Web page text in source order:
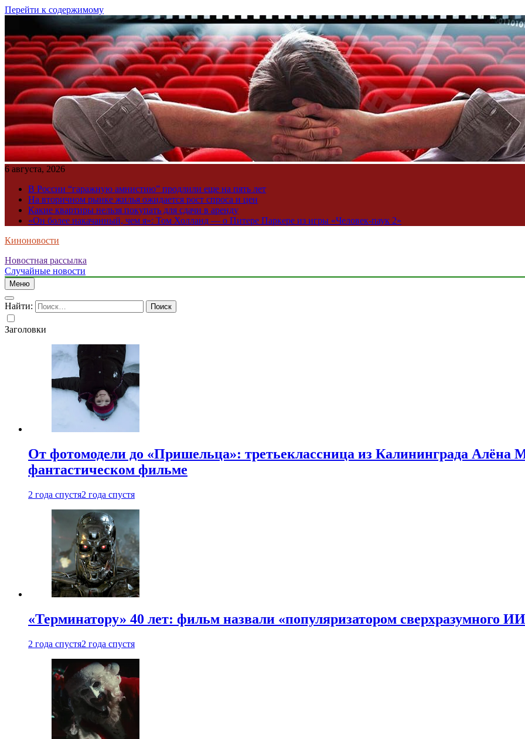
Перейти к содержимому
6 августа, 2026
В России “гаражную амнистию” продлили еще на пять лет
На вторичном рынке жилья ожидается рост спроса и цен
Какие квартиры нельзя покупать для сдачи в аренду
«Он более накачанный, чем я»: Том Холланд — о Питере Паркере из игры «Человек-паук 2»
Киноновости
Новостная рассылка
Случайные новости
Меню
Найти:
Заголовки
От фотомодели до «Пришельца»: третьеклассница из Калининграда Алёна
фантастическом фильме
2 года спустя2 года спустя
«Терминатору» 40 лет: фильм назвали «популяризатором сверхразумного
2 года спустя2 года спустя